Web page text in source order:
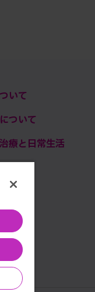
いて
ついて
療と日常生活